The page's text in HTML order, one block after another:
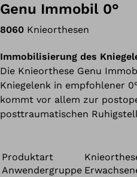
Genu Immobil 0°
8060 Knieorthesen
Immobilisierung des
Die Knieorthese Genu
Kniegelenk in empfohlener
kommt vor allem zur
posttraumatischen
Produktart
Anwendergruppe